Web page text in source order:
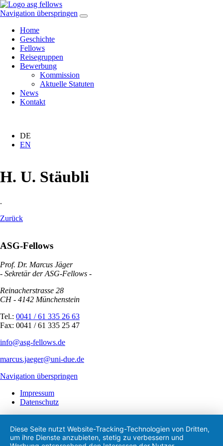
Navigation überspringen
Home
Geschichte
Fellows
Reisegruppen
Bewerbung
Kommission
Aktuelle Statuten
News
Kontakt
DE
EN
H. U. Stäubli
.
Zurück
ASG-Fellows
Prof. Dr. Marcus Jäger
- Sekretär der ASG-Fellows -
Reinacherstrasse 28
CH - 4142 Münchenstein
Tel.: 0041 / 61 335 26 63
Fax: 0041 / 61 335 25 47
info@asg-fellows.de
marcus.jaeger@uni-due.de
Navigation überspringen
Impressum
Datenschutz
Diese Seite nutzt Website-Tracking-Technologien von Dritten,
um ihre Dienste anzubieten, stetig zu verbessern und